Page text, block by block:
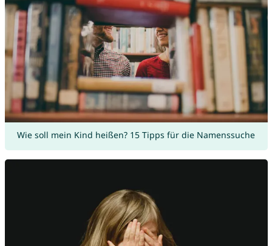
Wie soll mein Kind heißen? 15 Tipps für die Namenssuche